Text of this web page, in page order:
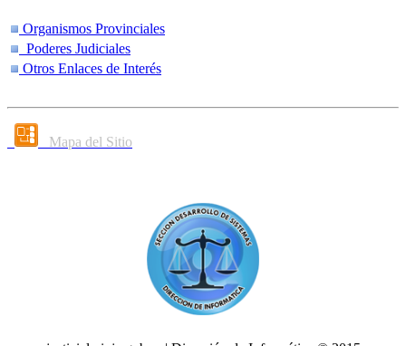
Organismos Provinciales
Poderes Judiciales
Otros Enlaces de Interés
Mapa del Sitio